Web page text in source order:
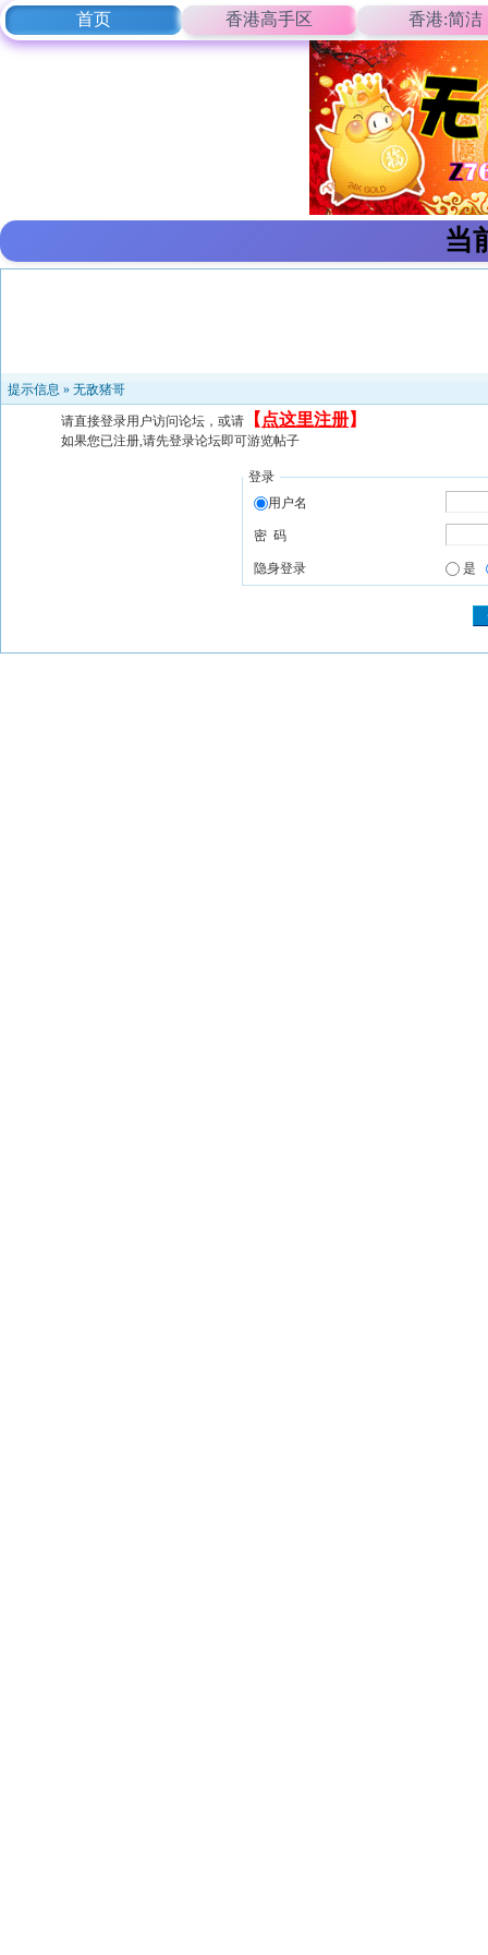
首页 香港高手区 香港:简洁
当
提示信息 » 无敌猪哥
请直接登录用户访问论坛，或请 【 点这里注册】
如果您已注册,请先登录论坛即可游览帖子
登录
用户名
密 码
隐身登录 是